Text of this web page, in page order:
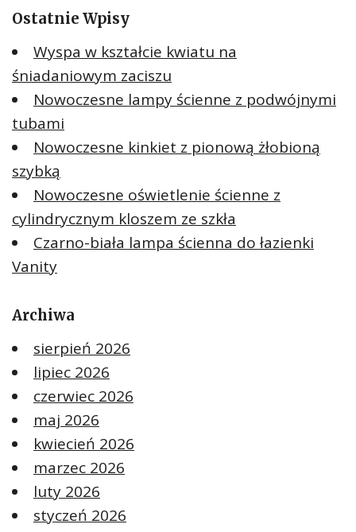
Ostatnie Wpisy
Wyspa w kształcie kwiatu na
śniadaniowym zaciszu
Nowoczesne lampy ścienne z podwójnymi
tubami
Nowoczesne kinkiet z pionową żłobioną
szybką
Nowoczesne oświetlenie ścienne z
cylindrycznym kloszem ze szkła
Czarno-biała lampa ścienna do łazienki
Vanity
Archiwa
sierpień 2026
lipiec 2026
czerwiec 2026
maj 2026
kwiecień 2026
marzec 2026
luty 2026
styczeń 2026